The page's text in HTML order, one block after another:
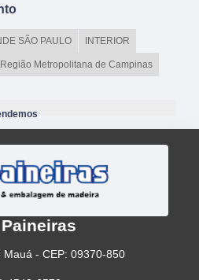
SÃO PAULO INTERIOR
Região Metropolitana de Campinas
Mauá - CEP: 09370-850